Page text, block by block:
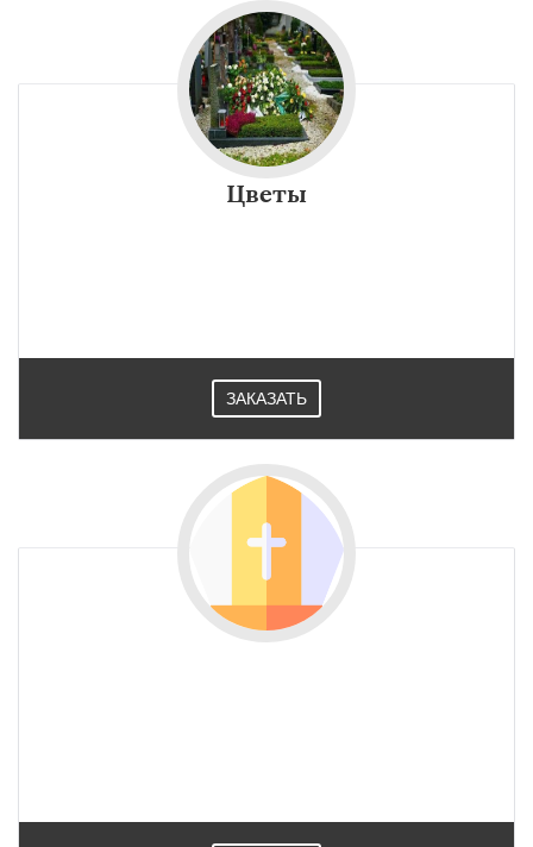
Цветы
ЗАКАЗАТЬ